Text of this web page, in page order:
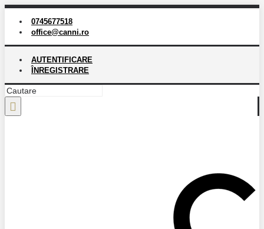
0745677518
office@canni.ro
AUTENTIFICARE
ÎNREGISTRARE